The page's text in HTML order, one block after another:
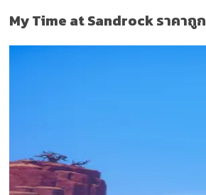
My Time at Sandrock ราคาถูก